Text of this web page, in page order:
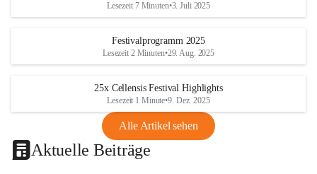
Lesezeit 7 Minuten•3. Juli 2025
Festivalprogramm 2025
Lesezeit 2 Minuten•29. Aug. 2025
25x Cellensis Festival Highlights
Lesezeit 1 Minute•9. Dez. 2025
Alle Artikel sehen
Aktuelle Beiträge